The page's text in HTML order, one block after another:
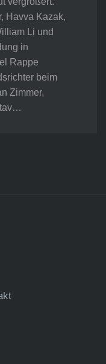
Havva Kazak,
Li und
in
Rappe
beim
Zimmer,